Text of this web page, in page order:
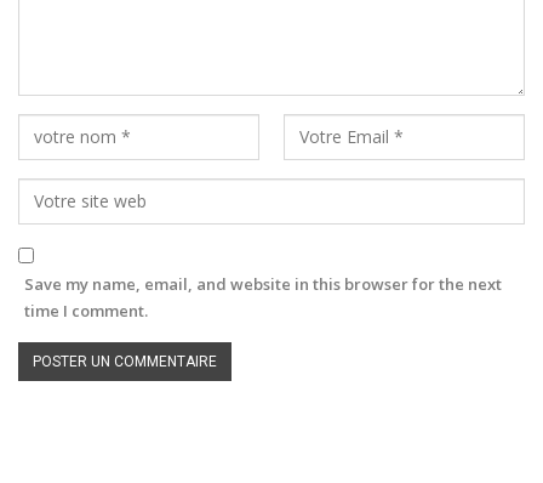
Save my name, email, and website in this browser for the next
time I comment.